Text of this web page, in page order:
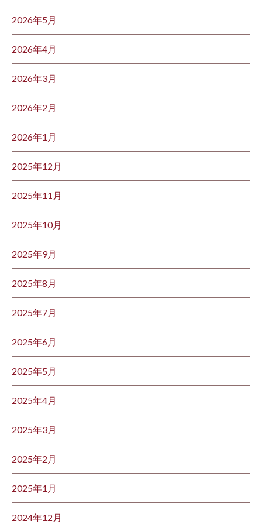
2026年5月
2026年4月
2026年3月
2026年2月
2026年1月
2025年12月
2025年11月
2025年10月
2025年9月
2025年8月
2025年7月
2025年6月
2025年5月
2025年4月
2025年3月
2025年2月
2025年1月
2024年12月